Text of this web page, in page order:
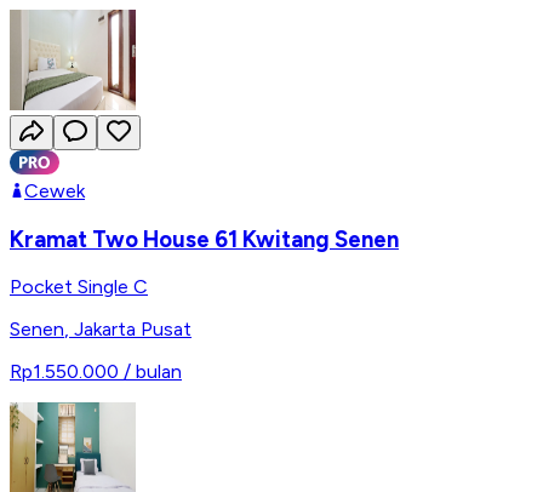
Cewek
Kramat Two House 61 Kwitang Senen
Pocket Single C
Senen, Jakarta Pusat
Rp1.550.000 / bulan